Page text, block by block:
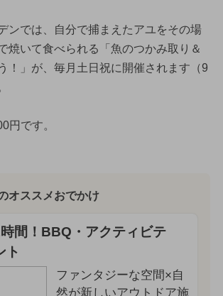
ンでは、自分で捕まえたアユをその場
焼いて食べられる「魚のつかみ取り＆
！」が、毎月土日祝に開催されます（9
円です。
オススメおでかけ
間！BBQ・アクティビテ
ト
ファンタジーな空間×自
然が新しいアウトドア施